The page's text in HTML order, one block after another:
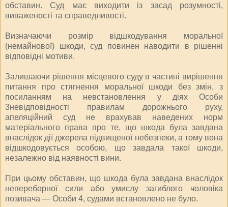
обставин. Суд має виходити із засад розумності,
виваженості та справедливості.
Визначаючи розмір відшкодування моральної
(немайнової) шкоди, суд повинен наводити в рішенні
відповідні мотиви.
Залишаючи рішення місцевого суду в частині вирішення
питання про стягнення моральної шкоди без змін, з
посиланням на невстановлення у діях Особи
3невідповідності правилам дорожнього руху,
апеляційний суд не врахував наведених норм
матеріального права про те, що шкода була завдана
внаслідок дії джерела підвищеної небезпеки, а тому вона
відшкодовується особою, що завдала такої шкоди,
незалежно від наявності вини.
При цьому обставин, що шкода була завдана внаслідок
непереборної сили або умислу загиблого чоловіка
позивача — Особи 4, судами встановлено не було.